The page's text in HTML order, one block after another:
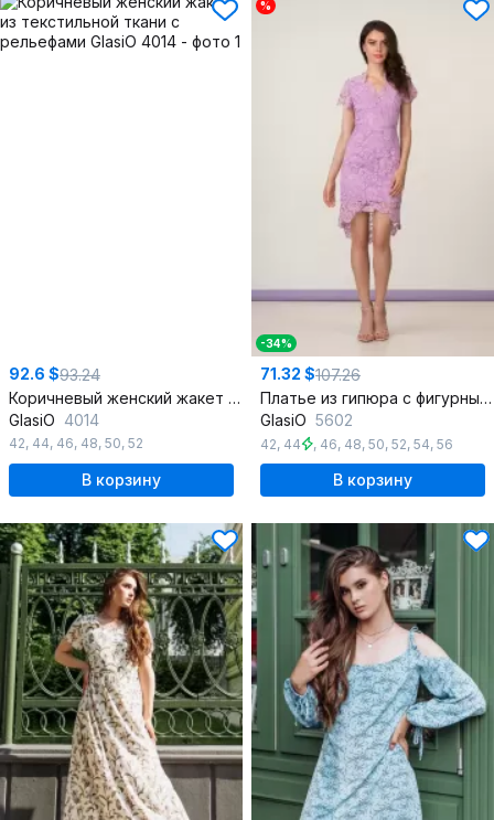
92.6 $93.24
Коричневый женский жакет из текстильной ткани с рельефами
GlasiO 4014
42, 44, 46, 48, 50, 52
В корзину
%
-34%
71.32 $107.26
Платье из гипюра с фигурным вырезом и треугольным вырезом на спинке
GlasiO 5602
42, 44 , 46, 48, 50, 52, 54, 56
В корзину